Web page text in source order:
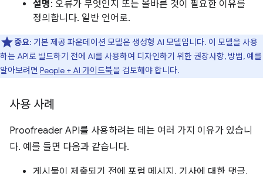
설명: 오류가 무엇인지 또는 올바른 것이 필요한 이유를
정의합니다. 일반 언어로.
중요: 기본 제공 파운데이션 모델은 생성형 AI 모델입니다. 이 모델을 사용
하는 API로 빌드하기 전에 AI를 사용하여 디자인하기 위한 권장사항, 방법, 예를
알아보려면 People + AI 가이드북을 검토해야 합니다.
사용 사례
Proofreader API를 사용하려는 데는 여러 가지 이유가 있습니
다. 예를 들면 다음과 같습니다.
게시물이 제출되기 전에 포럼 메시지, 기사에 대한 댓글,